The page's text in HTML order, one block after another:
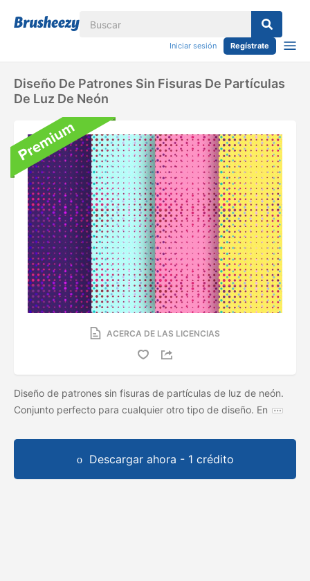
Iniciar sesión Regístrate
Diseño De Patrones Sin Fisuras De Partículas
De Luz De Neón
ACERCA DE LAS LICENCIAS
Diseño de patrones sin fisuras de partículas de luz de neón.
Conjunto perfecto para cualquier otro tipo de diseño. En
Descargar ahora - 1 crédito